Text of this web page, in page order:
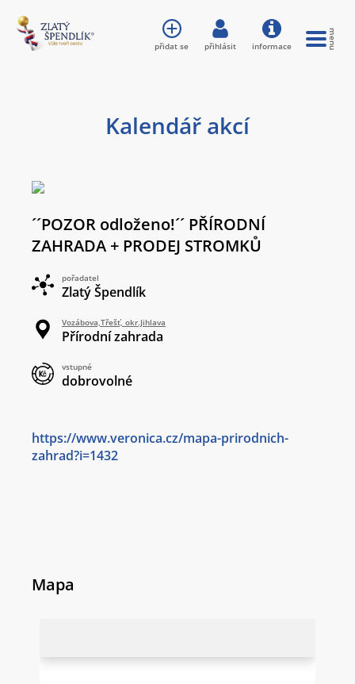
Kalendář akcí
´´POZOR odloženo!´´ PŘÍRODNÍ
ZAHRADA + PRODEJ STROMKŮ
pořadatel
Zlatý Špendlík
Vozábova,Třešť, okr.Jihlava
Přírodní zahrada
vstupné
dobrovolné
https://www.veronica.cz/mapa-prirodnich-
zahrad?i=1432
Mapa
přidat se přihlásit informace